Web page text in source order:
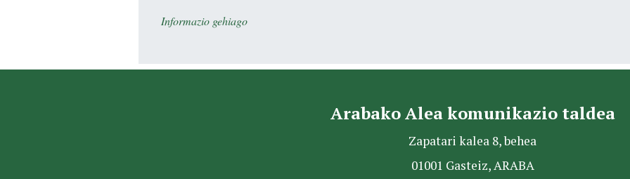
Informazio gehiago
Arabako Alea komunikazio taldea
Zapatari kalea 8, behea
01001 Gasteiz, ARABA